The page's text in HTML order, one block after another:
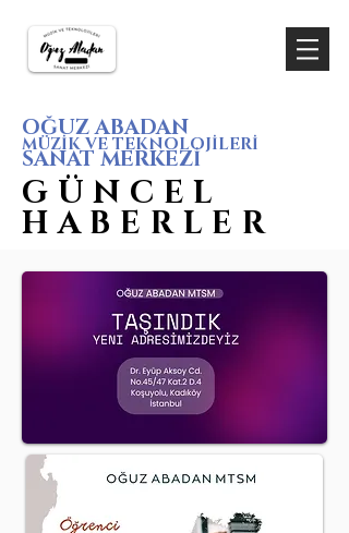
OĞUZ ABADAN
MÜZİK VE TEKNOLOJİLERİ
SANAT MERKEZİ
GÜNCEL
HABERLER